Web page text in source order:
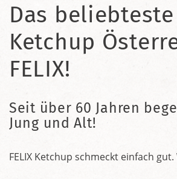
Das beliebteste
Ketchup
FELIX!
Seit über 60 Jahren
Jung und Alt!
FELIX Ketchup schmeckt einfach